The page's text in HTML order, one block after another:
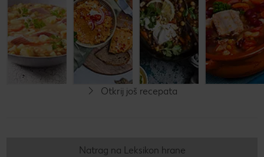
leće
Do 60 minuta
Jednostavno
leće
Do 30 minuta
Jednostavno
leće
Do 60 minuta
Jednostavno
Otkrij još recepata
Natrag na Leksikon hrane